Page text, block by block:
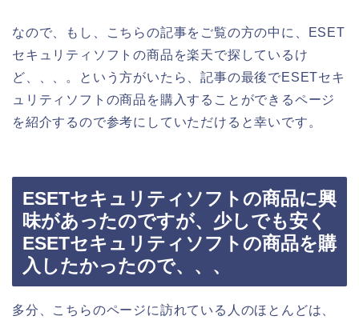
なので、もし、こちらの記事をご覧の方の中に、ESET
セキュリティソフトの商品を楽天で探しているけ
ど、、、。という方がいたら、記事の最後でESETセキ
ュリティソフトの商品を購入することができるページ
を紹介するので参考にしていただけると幸いです。
ESETセキュリティソフトの商品に興
味があったのですが、少しでも安く
ESETセキュリティソフトの商品を購
入したかったので、、、
多分、こちらのページに訪れている人のほとんどは、